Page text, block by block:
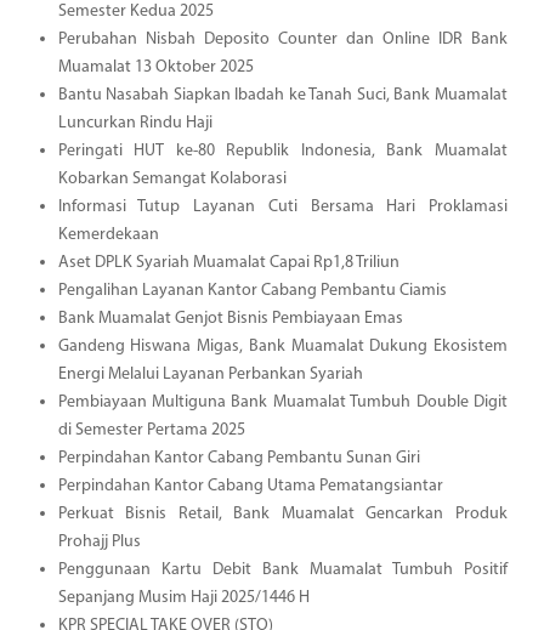
Semester Kedua 2025
Perubahan Nisbah Deposito Counter dan Online IDR Bank
Muamalat 13 Oktober 2025
Bantu Nasabah Siapkan Ibadah ke Tanah Suci, Bank Muamalat
Luncurkan Rindu Haji
Peringati HUT ke-80 Republik Indonesia, Bank Muamalat
Kobarkan Semangat Kolaborasi
Informasi Tutup Layanan Cuti Bersama Hari Proklamasi
Kemerdekaan
Aset DPLK Syariah Muamalat Capai Rp1,8 Triliun
Pengalihan Layanan Kantor Cabang Pembantu Ciamis
Bank Muamalat Genjot Bisnis Pembiayaan Emas
Gandeng Hiswana Migas, Bank Muamalat Dukung Ekosistem
Energi Melalui Layanan Perbankan Syariah
Pembiayaan Multiguna Bank Muamalat Tumbuh Double Digit
di Semester Pertama 2025
Perpindahan Kantor Cabang Pembantu Sunan Giri
Perpindahan Kantor Cabang Utama Pematangsiantar
Perkuat Bisnis Retail, Bank Muamalat Gencarkan Produk
Prohajj Plus
Penggunaan Kartu Debit Bank Muamalat Tumbuh Positif
Sepanjang Musim Haji 2025/1446 H
KPR SPECIAL TAKE OVER (STO)